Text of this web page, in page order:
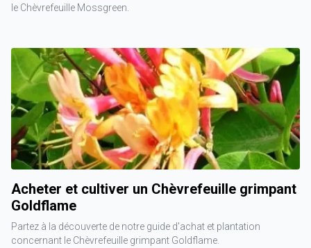
le Chèvrefeuille Mossgreen.
Acheter et cultiver un Chèvrefeuille grimpant
Goldflame
Partez à la découverte de notre guide d'achat et plantation
concernant le Chèvrefeuille grimpant Goldflame.